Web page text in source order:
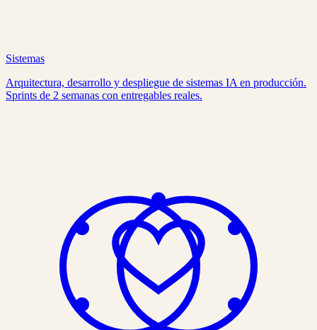
Sistemas
Arquitectura, desarrollo y despliegue de sistemas IA en producción.
Sprints de 2 semanas con entregables reales.